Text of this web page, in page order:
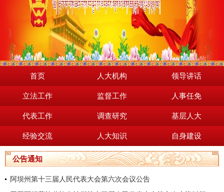
首页 人大机构 领导讲话
立法工作 监督工作 人事任免
代表工作 调查研究 基层人大
经验交流 人大知识 自身建设
公告通知
阿坝州第十三届人民代表大会第六次会议公告